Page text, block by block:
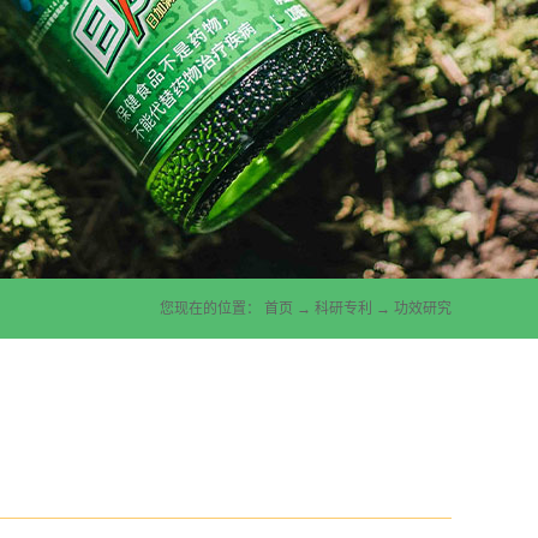
您现在的位置： 首页 → 科研专利 → 功效研究